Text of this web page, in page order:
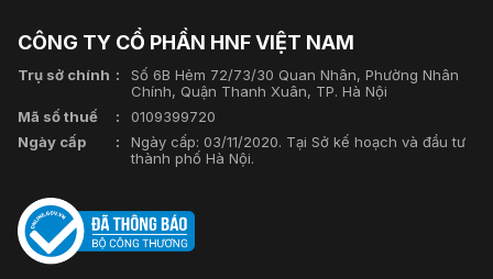
CÔNG TY CỔ PHẦN HNF VIỆT NAM
Trụ sở chính
Số 6B Hẻm 72/73/30 Quan Nhân, Phường Nhân
Chính, Quận Thanh Xuân, TP. Hà Nội
Mã số thuế
0109399720
Ngày cấp
Ngày cấp: 03/11/2020. Tại Sở kế hoạch và đầu tư
thành phố Hà Nội.